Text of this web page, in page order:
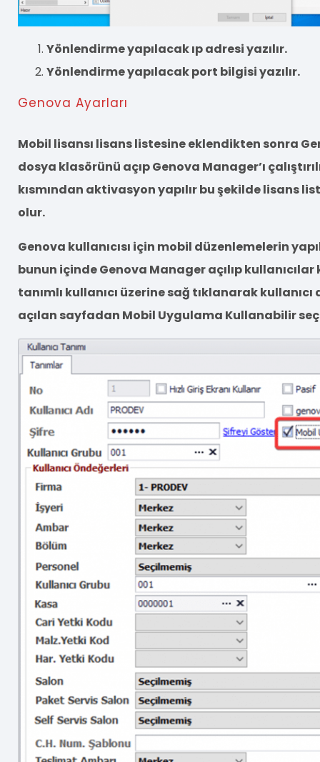
Yönlendirme yapılacak ıp adresi yazılır.
Yönlendirme yapılacak port bilgisi yazılır.
Genova Ayarları
Mobil lisansı lisans listesine eklendikten sonra
dosya klasörünü açıp Genova Manager’ı
kısmından aktivasyon yapılır bu şekilde lisans
olur.
Genova kullanıcısı için mobil düzenlemelerin
bunun içinde Genova Manager açılıp kullanıcılar
tanımlı kullanıcı üzerine sağ tıklanarak kullanıcı
açılan sayfadan Mobil Uygulama Kullanabilir